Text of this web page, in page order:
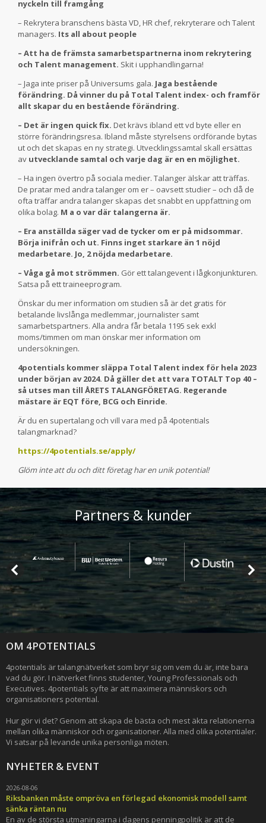
nyckeln till framgång
– Rekrytera branschens bästa VD, HR chef, rekryterare och Talent
managers. Its all about people
– Att ha de främsta samarbetspartnerna inom rekrytering
och Talent management. Skit i upphandlingarna!
– Jaga inte priser på Universums gala. Jaga bestående
förändring. Då vinner du på Total Talent index- och framför
allt skapar du en bestående förändring.
– Det är ingen quick fix. Det krävs ibland ett vd byte eller en
större förändringsresa. Ibland måste styrelsens ordförande bytas
ut och det skapas en ny strategi. Utvecklingssamtal skall ersättas
av utvecklande samtal och varje dag är en en möjlighet.
– Ha ingen övertro på sociala medier. Talanger älskar att träffas.
De pratar med andra talanger om er – oavsett studier – och då de
ofta träffar andra talanger skapas det snabbt en uppfattning om
olika bolag. M a o var där talangerna är.
– Era anställda säger vad de tycker om er på midsommar.
Börja inifrån och ut. Finns inget starkare än 1 nöjd
medarbetare. Jo, 2 nöjda medarbetare.
– Våga gå mot strömmen. Gör ett talangevent i lågkonjunkturen.
Satsa på ett traineeprogram.
Önskar du mer information om studien så är det gratis för
betalande livslånga medlemmar, journalister samt
samarbetspartners. Alla andra får betala 1195 sek exkl
moms/timmen om man önskar mer information om
undersökningen.
4potentials kommer släppa Total Talent index för hela 2023
under början av 2024. Då gäller det att vara TOTALT Top 40 –
så utses man till ÅRETS TALANGFÖRETAG. Regerande
mästare är EQT före, BCG och Einride.
Är du en supertalang och vill vara med på 4potentials
talangmarknad?
https://4potentials.se/apply/
Glöm inte att du och ditt företag har en unik potential!
Partners & kunder
OM 4POTENTIALS
4potentials är talangnätverket som bryr sig om vem du är, inte bara
vad du gör. I nätverket finns studenter, Young Professionals och
Executives. 4potentials syfte är att maximera människors och
organisationers potential.
Hur gör vi det? Genom att skapa de bästa och mest äkta relationerna
mellan olika människor och organisationer. Alla med olika potentialer.
Vi satsar på levande unika personliga möten.
NYHETER & EVENT
2026-08-06
Riksbanken måste ompröva en förlegad ekonomisk modell samt
sänka räntan nu
En av de största utmaningarna i dagens penningpolitik är att de